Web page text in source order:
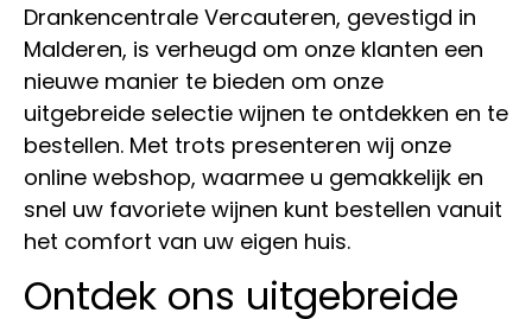
Drankencentrale Vercauteren, gevestigd in
Malderen, is verheugd om onze klanten een
nieuwe manier te bieden om onze
uitgebreide selectie wijnen te ontdekken en te
bestellen. Met trots presenteren wij onze
online webshop, waarmee u gemakkelijk en
snel uw favoriete wijnen kunt bestellen vanuit
het comfort van uw eigen huis.
Ontdek ons uitgebreide